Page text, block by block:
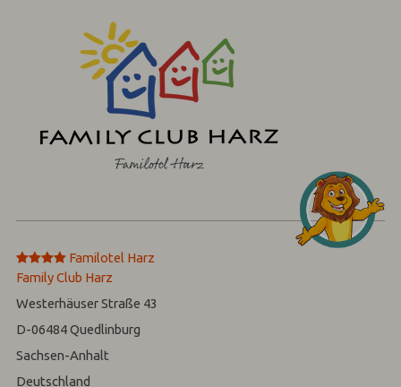
****
Familotel Harz
Family Club Harz
Westerhäuser Straße 43
D-06484Quedlinburg
Sachsen-Anhalt
Deutschland